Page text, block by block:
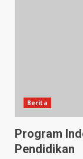
Berita
Program
Pendidikan